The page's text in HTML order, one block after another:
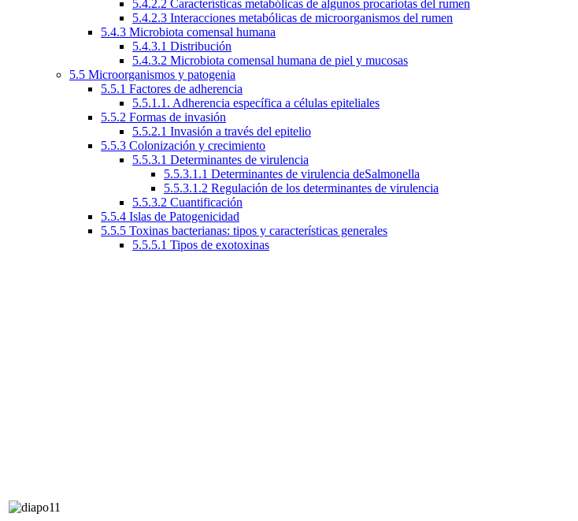
5.4.2.2 Características metabólicas de algunos procariotas del rumen
5.4.2.3 Interacciones metabólicas de microorganismos del rumen
5.4.3 Microbiota comensal humana
5.4.3.1 Distribución
5.4.3.2 Microbiota comensal humana de piel y mucosas
5.5 Microorganismos y patogenia
5.5.1 Factores de adherencia
5.5.1.1. Adherencia específica a células epiteliales
5.5.2 Formas de invasión
5.5.2.1 Invasión a través del epitelio
5.5.3 Colonización y crecimiento
5.5.3.1 Determinantes de virulencia
5.5.3.1.1 Determinantes de virulencia deSalmonella
5.5.3.1.2 Regulación de los determinantes de virulencia
5.5.3.2 Cuantificación
5.5.4 Islas de Patogenicidad
5.5.5 Toxinas bacterianas: tipos y características generales
5.5.5.1 Tipos de exotoxinas